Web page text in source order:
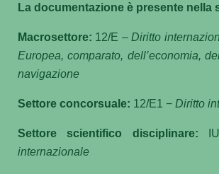
La documentazione è presente nella
Macrosettore: 12/E –Diritto
Europea, comparato, dell’economia,
navigazione
Settore concorsuale: 12/E1 − Diritto
Settore scientifico disciplinare:
internazionale